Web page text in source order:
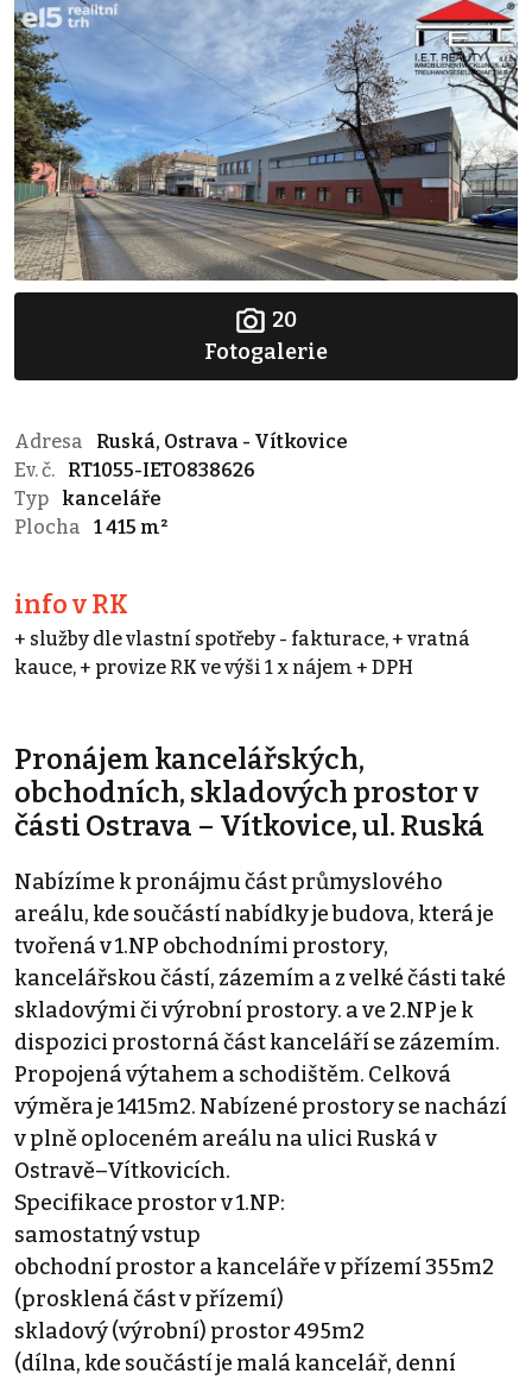
20
Fotogalerie
Adresa
Ruská, Ostrava - Vítkovice
Ev. č.
RT1055-IETO838626
Typ
kanceláře
Plocha
1 415 m²
info v RK
+ služby dle vlastní spotřeby - fakturace, + vratná
kauce, + provize RK ve výši 1 x nájem + DPH
Pronájem kancelářských,
obchodních, skladových prostor v
části Ostrava – Vítkovice, ul. Ruská
Nabízíme k pronájmu část průmyslového
areálu, kde součástí nabídky je budova, která je
tvořená v 1.NP obchodními prostory,
kancelářskou částí, zázemím a z velké části také
skladovými či výrobní prostory. a ve 2.NP je k
dispozici prostorná část kanceláří se zázemím.
Propojená výtahem a schodištěm. Celková
výměra je 1415m2. Nabízené prostory se nachází
v plně oploceném areálu na ulici Ruská v
Ostravě–Vítkovicích.
Specifikace prostor v 1.NP:
samostatný vstup
obchodní prostor a kanceláře v přízemí 355m2
(prosklená část v přízemí)
skladový (výrobní) prostor 495m2
(dílna, kde součástí je malá kancelář, denní